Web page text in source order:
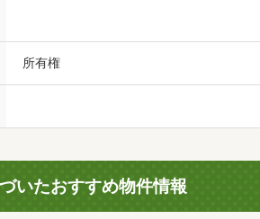
所有権
いたおすすめ物件情報